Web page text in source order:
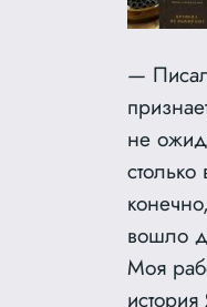
—
не
столько
вошло
Моя